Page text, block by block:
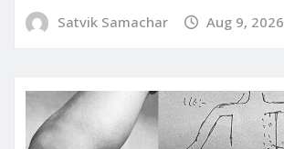
Satvik Samachar Aug 9, 2026